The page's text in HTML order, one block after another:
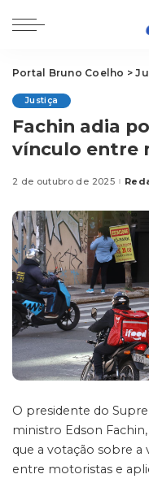
Portal Bruno Coelho >
Justiça
Fachin adia
vínculo entre
2 de outubro de 2025
O presidente do
ministro Edson
que a votação sobre
entre motoristas e